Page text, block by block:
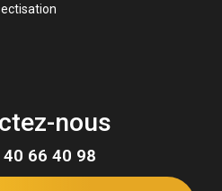
nous
40 66 40 98